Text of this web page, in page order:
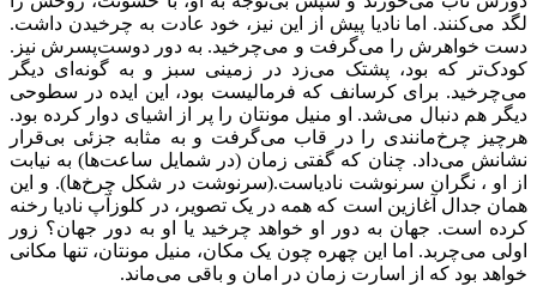
لگد می‌کنند. اما نادیا پیش از این نیز، خود عادت به چرخیدن داشت.
دست خواهرش را می‌گرفت و می‌چرخید. به دور دوست‌پسرش نیز.
کودک‌تر که بود، پشتک می‌زد در زمینی سبز و به گونه‌ای دیگر
می‌چرخید. برای کرسانف که فرمالیست بود، این ایده در سطوحی
دیگر هم دنبال می‌شد. او منیل مونتان را پر از اشیای دوار کرده بود.
هرچیز چرخ‌مانندی را در قاب می‌گرفت و به مثابه جزئی بی‌قرار
نشانش می‌داد. چنان که گفتی زمان (در شمایل ساعت‌ها) به نیابت
از او ، نگران سرنوشت نادیاست.(سرنوشت در شکل چرخ‌ها). و این
همان جدال آغازین است که همه در یک تصویر، در کلوزآپ نادیا رخنه
کرده است. جهان به دور او خواهد چرخید یا او به دور جهان؟ زور
اولی می‌چربد. اما این چهره چون یک مکان، منیل مونتان، تنها مکانی
خواهد بود که از اسارت زمان در امان و باقی می‌ماند.